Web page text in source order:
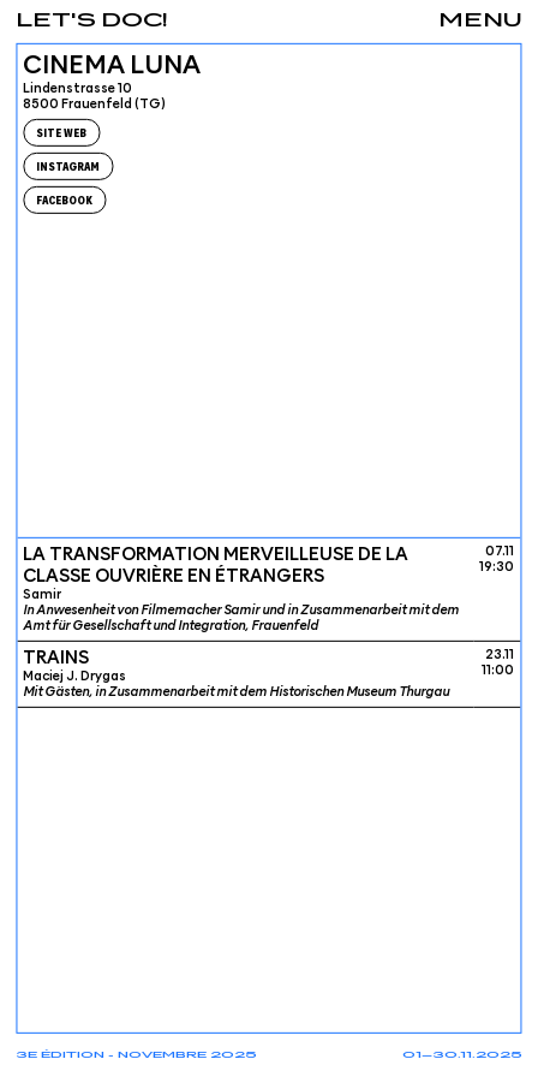
01—30.11.2025
3E ÉDITION - NOVEMBRE 2025
MENU
LET'S DOC!
CINEMA LUNA
Lindenstrasse 10
8500 Frauenfeld (TG)
SITE WEB
INSTAGRAM
FACEBOOK
LA TRANSFORMATION MERVEILLEUSE DE LA
CLASSE OUVRIÈRE EN ÉTRANGERS
Samir
In Anwesenheit von Filmemacher Samir und in Zusammenarbeit mit dem
Amt für Gesellschaft und Integration, Frauenfeld
07.11
19:30
TRAINS
Maciej J. Drygas
Mit Gästen, in Zusammenarbeit mit dem Historischen Museum Thurgau
23.11
11:00